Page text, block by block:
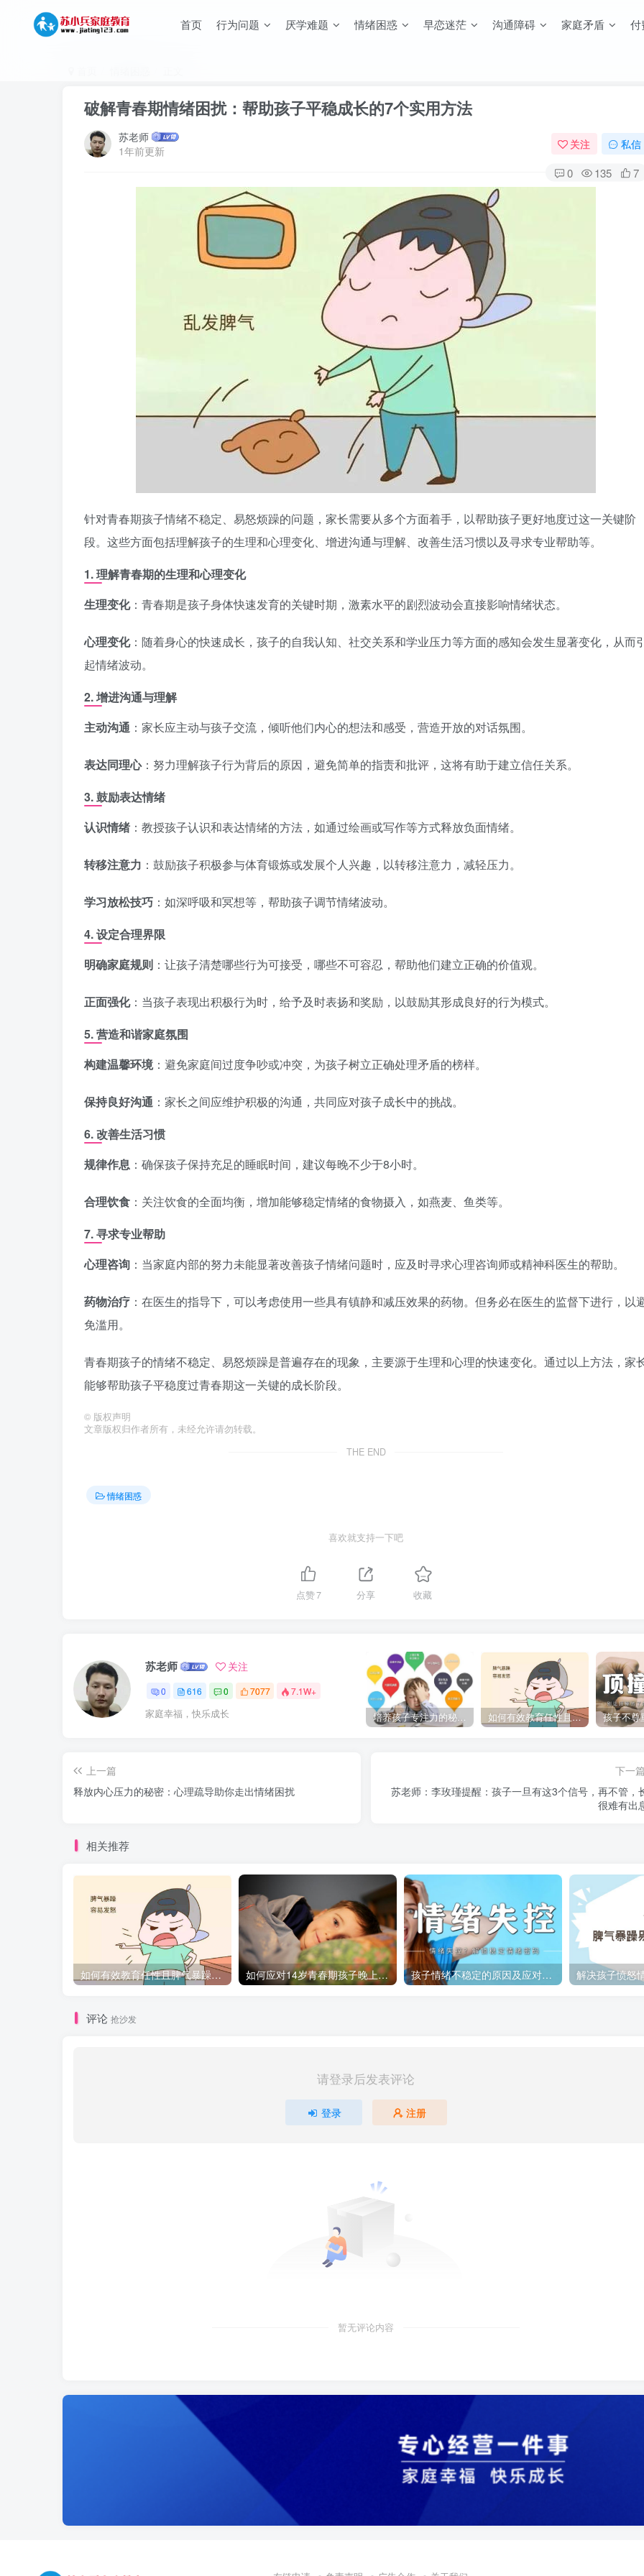
首页 行为问题 厌学难题 情绪困惑 早恋迷茫 沟通障碍 家庭矛盾 付
破解青春期情绪困扰：帮助孩子平稳成长的7个实用方法
苏老师
1年前更新
关注 私信
0 135 7
针对青春期孩子情绪不稳定、易怒烦躁的问题，家长需要从多个方面着手，以帮助孩子更好地度过这一关键阶
段。这些方面包括理解孩子的生理和心理变化、增进沟通与理解、改善生活习惯以及寻求专业帮助等。
1. 理解青春期的生理和心理变化
生理变化：青春期是孩子身体快速发育的关键时期，激素水平的剧烈波动会直接影响情绪状态。
心理变化：随着身心的快速成长，孩子的自我认知、社交关系和学业压力等方面的感知会发生显著变化，从而
起情绪波动。
2. 增进沟通与理解
主动沟通 ：家长应主动与孩子交流，倾听他们内心的想法和感受，营造开放的对话氛围。
表达同理心：努力理解孩子行为背后的原因，避免简单的指责和批评，这将有助于建立信任关系。
3. 鼓励表达情绪
认识情绪 ：教授孩子认识和表达情绪的方法，如通过绘画或写作等方式释放负面情绪。
转移注意力 ：鼓励孩子积极参与体育锻炼或发展个人兴趣，以转移注意力，减轻压力。
学习放松技巧 ：如深呼吸和冥想等，帮助孩子调节情绪波动。
4. 设定合理界限
明确家庭规则 ：让孩子清楚哪些行为可接受，哪些不可容忍，帮助他们建立正确的价值观。
正面强化：当孩子表现出积极行为时，给予及时表扬和奖励，以鼓励其形成良好的行为模式。
5. 营造和谐家庭氛围
构建温馨环境：避免家庭间过度争吵或冲突，为孩子树立正确处理矛盾的榜样。
保持良好沟通 ：家长之间应维护积极的沟通，共同应对孩子成长中的挑战。
6. 改善生活习惯
规律作息 ：确保孩子保持充足的睡眠时间，建议每晚不少于8小时。
合理饮食 ：关注饮食的全面均衡，增加能够稳定情绪的食物摄入，如燕麦、鱼类等。
7. 寻求专业帮助
心理咨询 ：当家庭内部的努力未能显著改善孩子情绪问题时，应及时寻求心理咨询师或精神科医生的帮助。
药物治疗 ：在医生的指导下，可以考虑使用一些具有镇静和减压效果的药物。但务必在医生的监督下进行，以
免滥用。
青春期孩子的情绪不稳定、易怒烦躁是普遍存在的现象，主要源于生理和心理的快速变化。通过以上方法，家
能够帮助孩子平稳度过青春期这一关键的成长阶段。
© 版权声明
文章版权归作者所有，未经允许请勿转载。
THE END
情绪困惑
喜欢就支持一下吧
点赞7 分享 收藏
苏老师 关注
0 616 0 7077 7.1W+
家庭幸福，快乐成长 如何有效教育任性且脾气暴躁的孩子，父母必看的实用指南
上一篇
释放内心压力的秘密：心理疏导助你走出情绪困扰
下一
苏老师：李玫瑾提醒：孩子一旦有这3个信号，再不管，
很难有出
相关推荐
如何有效教育任性且脾气暴躁的孩子，父母必看的实用指南 如何应对14岁青春期孩子晚上不回家的问题 孩子情绪不稳定的原因及应对策略
评论 抢沙发
请登录后发表评论
登录 注册
暂无评论内容